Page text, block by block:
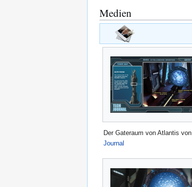
Medien
Der Gateraum von Atlantis von
Journal